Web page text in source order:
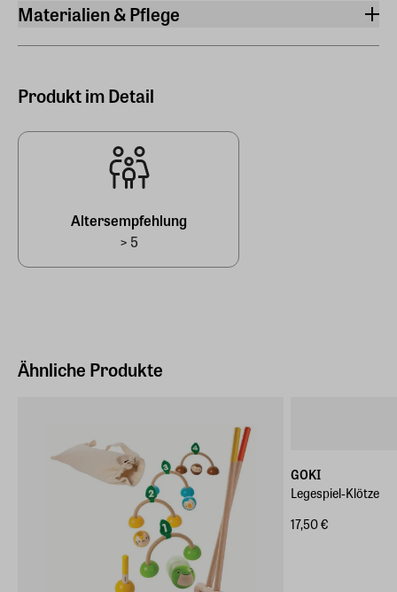
Länge
81,50 cm
Höhe
3 cm
Gewicht
Materialien & Pflege
Produkt im Detail
Altersempfehlung
> 5
Ähnliche Produkte
GOKI
Legespiel-Klötze
17,50 €